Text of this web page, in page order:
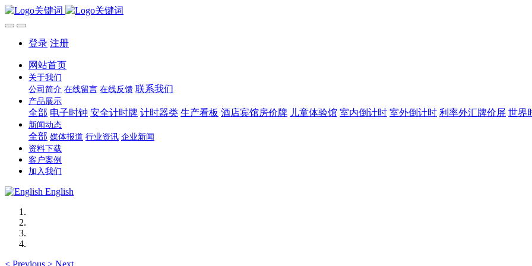
登录 注册
网站首页
关于我们
公司简介 在线留言 在线反馈 联系我们
产品展示
全部 电子时钟 安全计时牌 计时器类 生产看板 酒店宾馆房价牌 儿童体验馆 室内倒计时 室外倒计时 利率外汇牌价屏 世界
新闻动态
全部 媒体报道 行业资讯 企业新闻
资料下载
客户案例
加入我们
English
< Previous > Next